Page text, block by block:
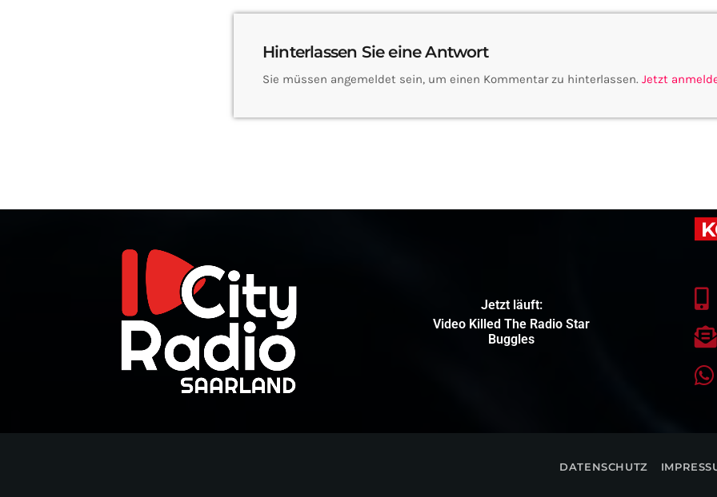
Hinterlassen Sie eine Antwort
Sie müssen angemeldet sein, um einen Kommentar zu hinterlassen. Jetzt
Jetzt läuft:
Video Killed The Radio Star
Buggles
DATENSCHUTZ